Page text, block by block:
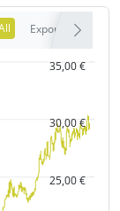
Export
25,00 €
30,00 €
35,00 €